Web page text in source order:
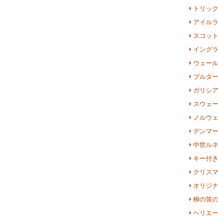
トリッ
アイル
スコッ
イング
ウェー
ブルタ
ガリシ
スウェ
ノルウ
デンマ
中世ル
キー付
クリス
オリジ
柳の笛
ヘリエ